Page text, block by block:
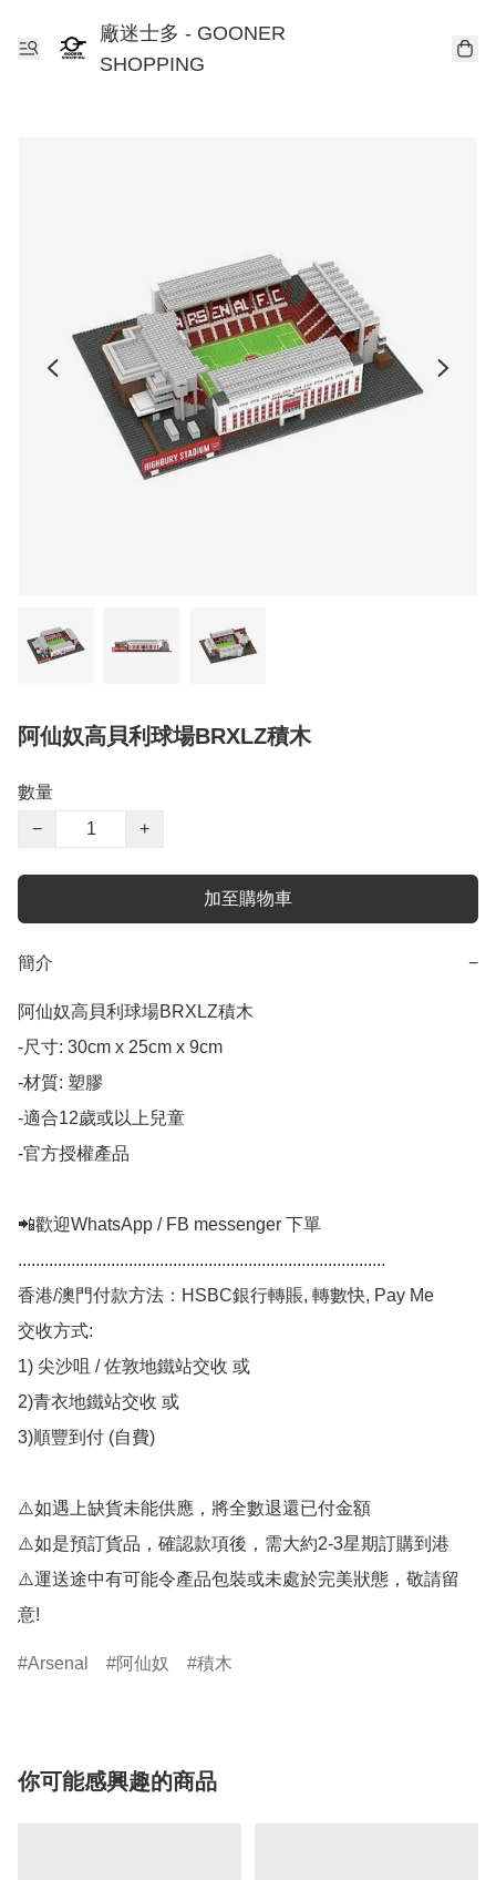
廠迷士多 - GOONER
SHOPPING
阿仙奴高貝利球場BRXLZ積木
數量
−
+
加至購物車
簡介 −
阿仙奴高貝利球場BRXLZ積木
-尺寸: 30cm x 25cm x 9cm
-材質: 塑膠
-適合12歲或以上兒童
-官方授權產品
📲歡迎WhatsApp / FB messenger 下單
...................................................................................
香港/澳門付款方法：HSBC銀行轉賬, 轉數快, Pay Me
交收方式:
1) 尖沙咀 / 佐敦地鐵站交收 或
2)青衣地鐵站交收 或
3)順豐到付 (自費)
⚠️如遇上缺貨未能供應，將全數退還已付金額
⚠️如是預訂貨品，確認款項後，需大約2-3星期訂購到港
⚠️運送途中有可能令產品包裝或未處於完美狀態，敬請留
意!
Arsenal 阿仙奴 積木
你可能感興趣的商品